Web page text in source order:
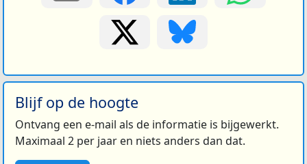
Blijf op de hoogte
Ontvang een e-mail als de informatie is bijgewerkt.
Maximaal 2 per jaar en niets anders dan dat.